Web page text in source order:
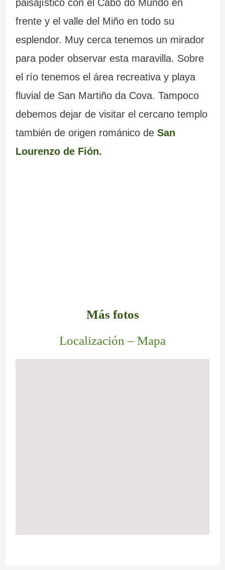
paisajístico con el Cabo do Mundo en
frente y el valle del Miño en todo su
esplendor. Muy cerca tenemos un mirador
para poder observar esta maravilla. Sobre
el río tenemos el área recreativa y playa
fluvial de San Martiño da Cova. Tampoco
debemos dejar de visitar el cercano templo
también de origen románico de San
Lourenzo de Fión.
Más fotos
Localización – Mapa